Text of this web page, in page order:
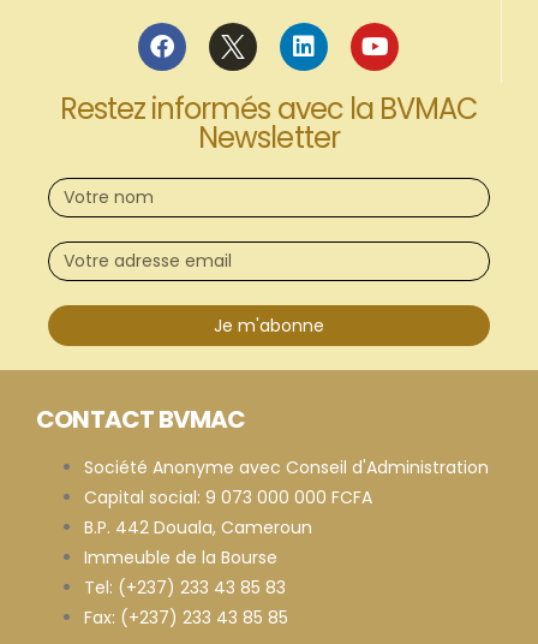
Restez informés avec la BVMAC
Newsletter
Je m'abonne
CONTACT BVMAC
Société Anonyme avec Conseil d'Administration
Capital social: 9 073 000 000 FCFA
B.P. 442 Douala, Cameroun
Immeuble de la Bourse
Tel: (+237) 233 43 85 83
Fax: (+237) 233 43 85 85